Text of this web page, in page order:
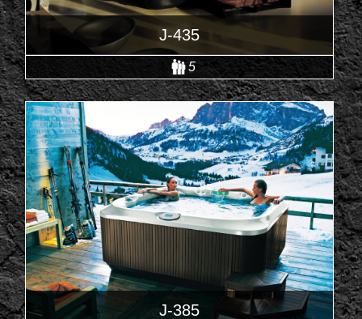
J-435
5
J-385